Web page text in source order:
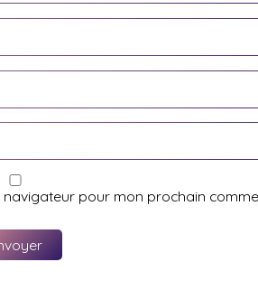
pour mon prochain